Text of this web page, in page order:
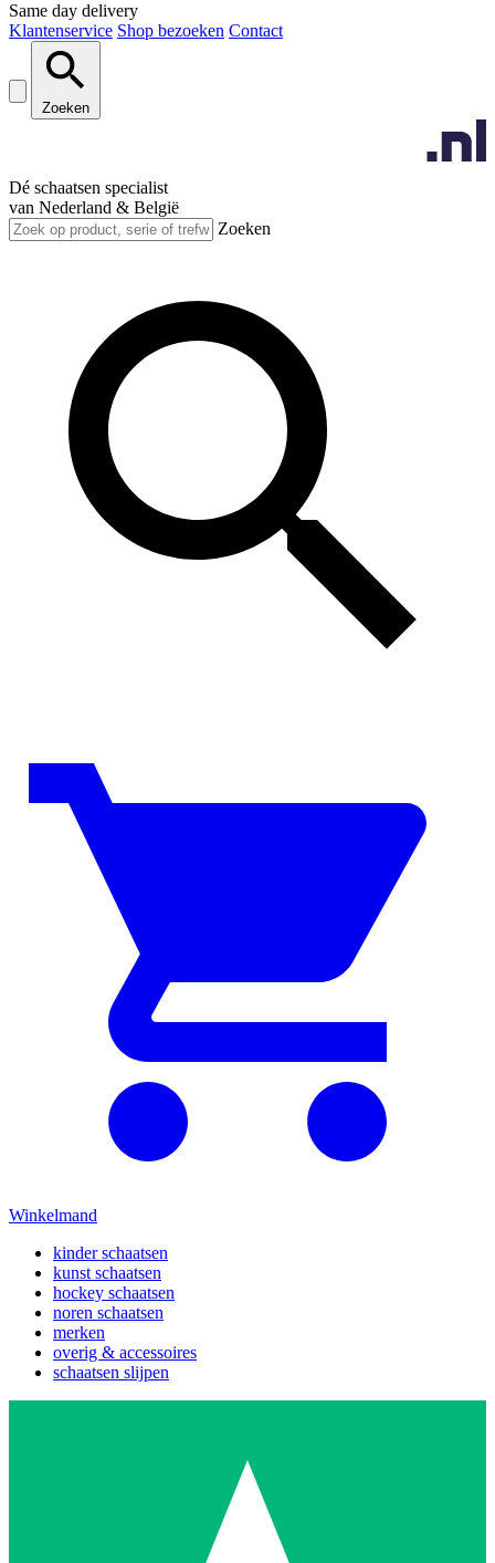
Same day delivery
Klantenservice Shop bezoeken Contact
Zoeken
Dé schaatsen specialist
van Nederland & België
Zoeken
Winkelmand
kinder schaatsen
kunst schaatsen
hockey schaatsen
noren schaatsen
merken
overig & accessoires
schaatsen slijpen